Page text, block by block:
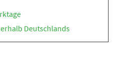
Deutschlands